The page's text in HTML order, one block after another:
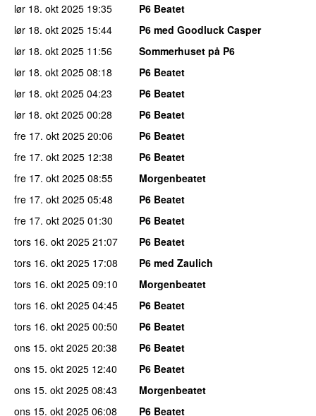
lør 18. okt 2025 19:35
P6 Beatet
lør 18. okt 2025 15:44
P6 med Goodluck Casper
lør 18. okt 2025 11:56
Sommerhuset på P6
lør 18. okt 2025 08:18
P6 Beatet
lør 18. okt 2025 04:23
P6 Beatet
lør 18. okt 2025 00:28
P6 Beatet
fre 17. okt 2025 20:06
P6 Beatet
fre 17. okt 2025 12:38
P6 Beatet
fre 17. okt 2025 08:55
Morgenbeatet
fre 17. okt 2025 05:48
P6 Beatet
fre 17. okt 2025 01:30
P6 Beatet
tors 16. okt 2025 21:07
P6 Beatet
tors 16. okt 2025 17:08
P6 med Zaulich
tors 16. okt 2025 09:10
Morgenbeatet
tors 16. okt 2025 04:45
P6 Beatet
tors 16. okt 2025 00:50
P6 Beatet
ons 15. okt 2025 20:38
P6 Beatet
ons 15. okt 2025 12:40
P6 Beatet
ons 15. okt 2025 08:43
Morgenbeatet
ons 15. okt 2025 06:08
P6 Beatet